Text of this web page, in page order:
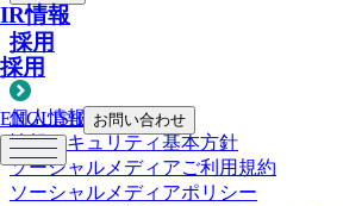
IR情報
採用
ENGLISH お問い合わせ
採用
個人情報について
情報セキュリティ基本方針
ソーシャルメディアご利用規約
ソーシャルメディアポリシー